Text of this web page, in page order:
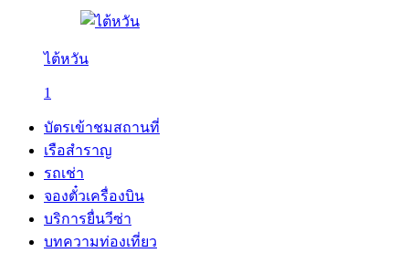
ไต้หวัน
1
บัตรเข้าชมสถานที่
เรือสำราญ
รถเช่า
จองตั๋วเครื่องบิน
บริการยื่นวีซ่า
บทความท่องเที่ยว